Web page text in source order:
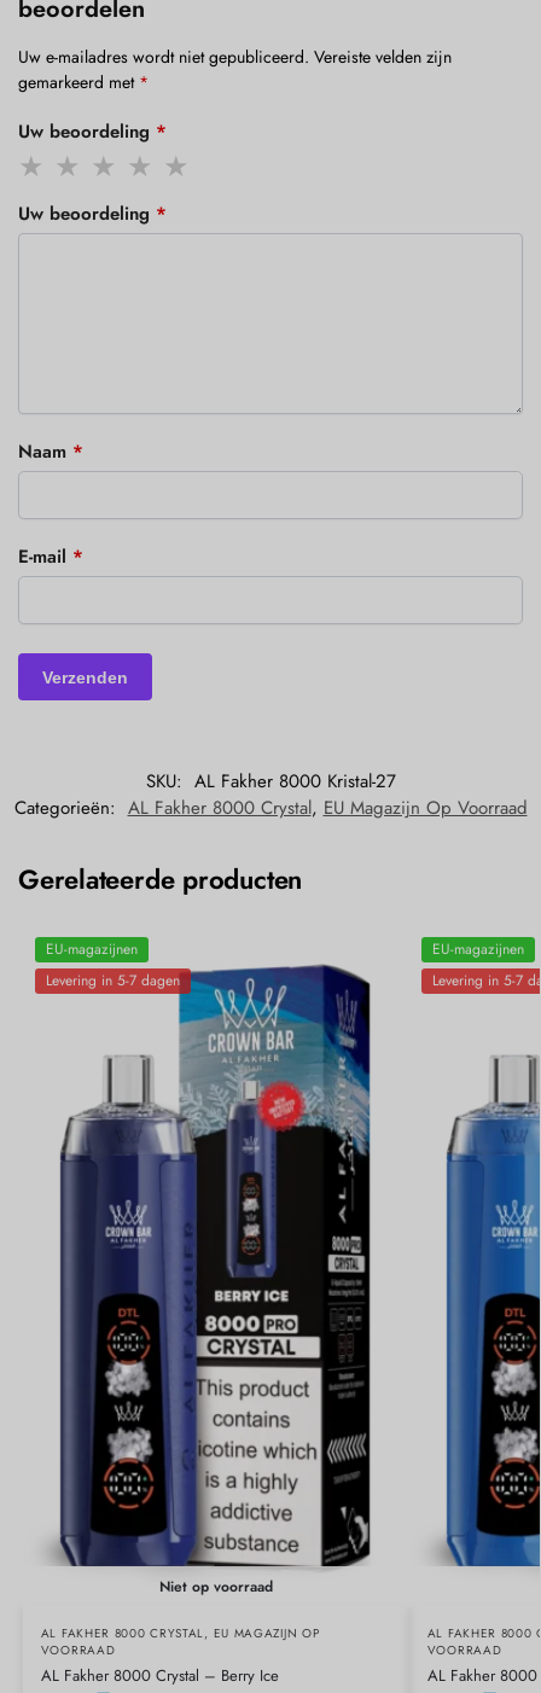
beoordelen
Uw e-mailadres wordt niet gepubliceerd. Vereiste velden zijn
gemarkeerd met *
Uw beoordeling *
Uw beoordeling *
Naam *
E-mail *
SKU: AL Fakher 8000 Kristal-27
Categorieën: AL Fakher 8000 Crystal, EU Magazijn Op Voorraad
Gerelateerde producten
EU-magazijnen
Levering in 5-7 dagen
Niet op voorraad
AL FAKHER 8000 CRYSTAL, EU MAGAZIJN OP
VOORRAAD
AL Fakher 8000 Crystal – Berry Ice
EU-magazijnen
Levering in 5-7
AL FAKHER 8000
VOORRAAD
AL Fakher 8000